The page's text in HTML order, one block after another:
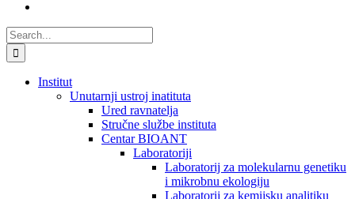
Search
for:
Institut
Unutarnji ustroj inatituta
Ured ravnatelja
Stručne službe instituta
Centar BIOANT
Laboratoriji
Laboratorij za molekularnu genetiku
i mikrobnu ekologiju
Laboratorij za kemijsku analitiku